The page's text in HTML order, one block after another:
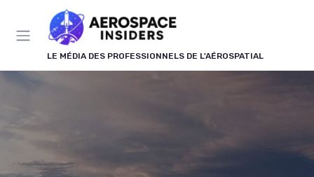
LE MÉDIA DES PROFESSIONNELS DE L'AÉROSPATIAL
Panneau de gestion des cookies